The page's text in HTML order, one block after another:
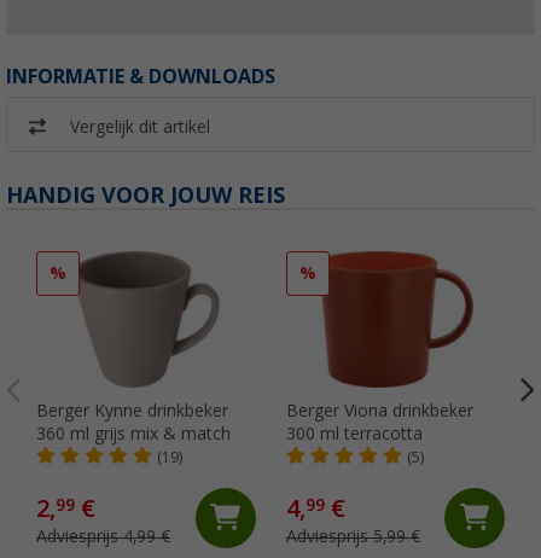
INFORMATIE & DOWNLOADS
Vergelijk dit artikel
HANDIG VOOR JOUW REIS
%
Berger Kynne drinkbeker
360 ml grijs mix & match
(19)
2,99 €
Adviesprijs 4,99 €
%
Berger Viona drinkbeker
300 ml terracotta
(5)
4,99€
Adviesprijs 5,99 €